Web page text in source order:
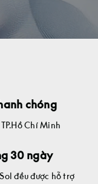
chóng
Chí Minh
30 ngày
đều được hỗ trợ